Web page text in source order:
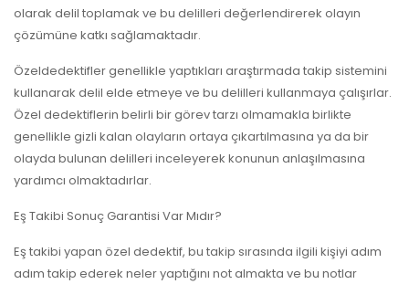
olarak delil toplamak ve bu delilleri değerlendirerek olayın
çözümüne katkı sağlamaktadır.
Özeldedektifler genellikle yaptıkları araştırmada takip sistemini
kullanarak delil elde etmeye ve bu delilleri kullanmaya çalışırlar.
Özel dedektiflerin belirli bir görev tarzı olmamakla birlikte
genellikle gizli kalan olayların ortaya çıkartılmasına ya da bir
olayda bulunan delilleri inceleyerek konunun anlaşılmasına
yardımcı olmaktadırlar.
Eş Takibi Sonuç Garantisi Var Mıdır?
Eş takibi yapan özel dedektif, bu takip sırasında ilgili kişiyi adım
adım takip ederek neler yaptığını not almakta ve bu notlar